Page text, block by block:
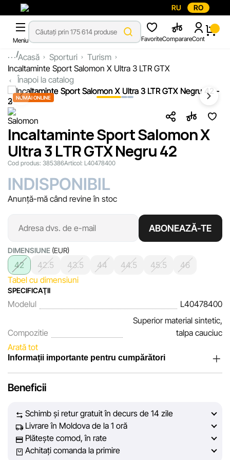
RU RO
Meniu FavoriteComparareCont
...Acasă Sporturi
Turism
Incaltaminte Sport Salomon X Ultra 3 LTR GTX
Înapoi la catalog
NUMAI ONLINE
Incaltaminte Sport Salomon X
Ultra 3 LTR GTX Negru 42
Cod produs: 385386Articol: L40478400
INDISPONIBIL
Anunță-mă când revine în stoc
ABONEAZĂ-TE
DIMENSIUNE (EUR)
42 42.5 43.5 44 44.5 45.5
46
Tabel cu dimensiuni
SPECIFICAŢII
Modelul L40478400
Compozitie
Superior material sintetic,
talpa cauciuc
Arată tot
Informații importante pentru cumpărători
încrederea clienților noștri. În fiecare zi depunem eforturi
prezentate pe site să fie cât mai complete, obiective și
actuale. Scopul nostru este să vă oferim informații corecte și
veridice, pentru ca dvs. să puteți lua cea mai bună decizie
de cumpărare.
Beneficii
Schimb și retur gratuit în decurs de 14 zile
Livrare în Moldova de la 1 oră
Plătește comod, în rate
Achitați comanda la primire